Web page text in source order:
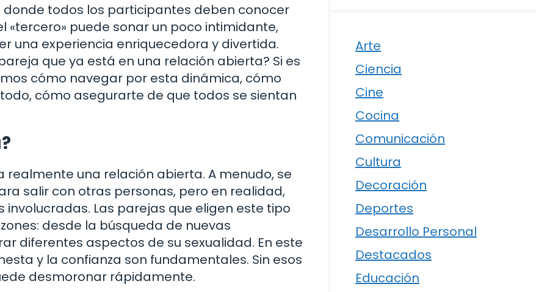
todos los participantes deben conocer
«tercero» puede sonar un poco intimidante,
una experiencia enriquecedora y divertida.
que ya está en una relación abierta? Si es
cómo navegar por esta dinámica, cómo
cómo asegurarte de que todos se sientan
realmente una relación abierta. A menudo, se
salir con otras personas, pero en realidad,
Las parejas que eligen este tipo
desde la búsqueda de nuevas
diferentes aspectos de su sexualidad. En este
y la confianza son fundamentales. Sin esos
desmoronar rápidamente.
Arte
Ciencia
Cine
Cocina
Comunicación
Cultura
Decoración
Deportes
Desarrollo Personal
Destacados
Educación